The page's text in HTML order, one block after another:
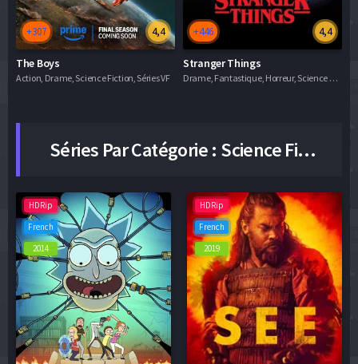
4,4
+307
The Boys
Action, Drame, Science Fiction, Séries VF
4,4
+446
Stranger Things
Drame, Fantastique, Horreur, Science Fiction, Thriller, Séries VF
Séries Par Catégorie : Science Fiction En Streaming
HDRip
French
2014
HDRip
French
2019